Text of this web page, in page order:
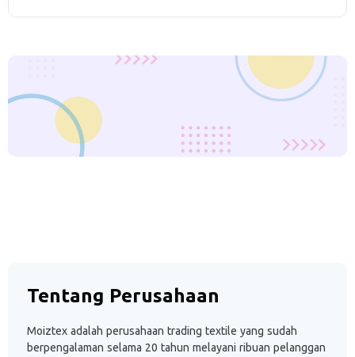
Tentang Perusahaan
Moiztex adalah perusahaan trading textile yang sudah
berpengalaman selama 20 tahun melayani ribuan pelanggan